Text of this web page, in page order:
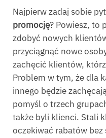
Najpierw zadaj sobie
promocję? Powiesz, to
zdobyć nowych
przyciągnąć nowe
zachęcić klientów,
Problem w tym, że dla
innego będzie
pomyśl o trzech
także byli klienci. Stali
oczekiwać rabatów